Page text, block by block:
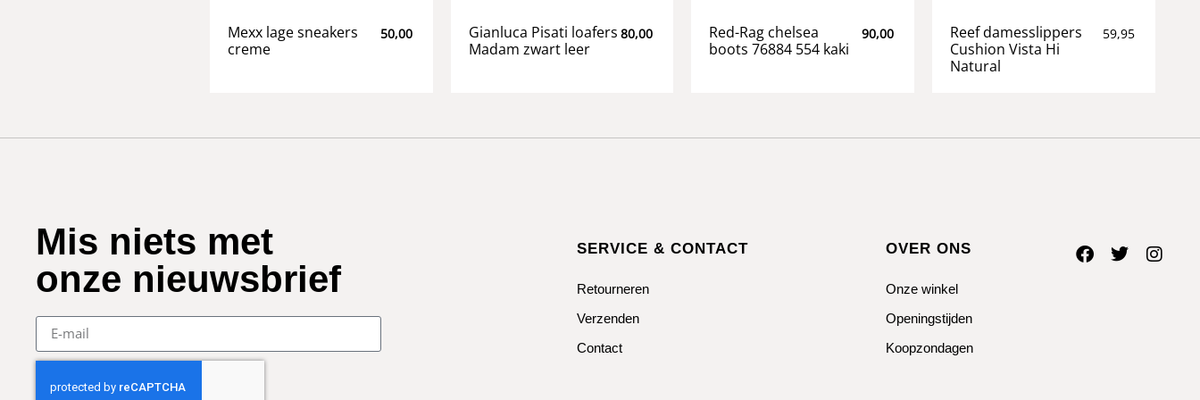
Mexx lage sneakers
creme
50,00
Gianluca Pisati loafers
Madam zwart leer
80,00
Red-Rag chelsea
boots 76884 554 kaki
90,00
Reef damesslippers
Cushion Vista Hi
Natural
59,95
Mis niets met
onze nieuwsbrief
SERVICE & CONTACT
Retourneren
Verzenden
Contact
OVER ONS
Onze winkel
Openingstijden
Koopzondagen